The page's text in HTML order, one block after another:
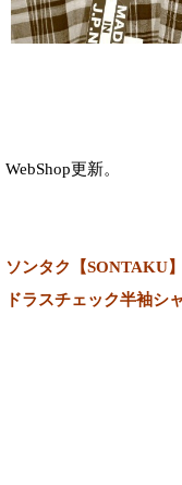
WebShop更新。
ソンタク【SONTAKU
ドラスチェック半袖シ